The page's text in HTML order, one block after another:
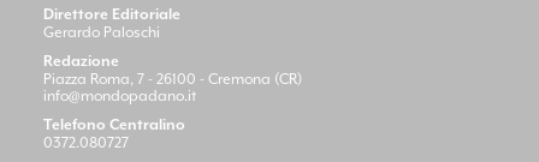
Direttore Editoriale
Gerardo Paloschi
Redazione
Piazza Roma, 7 - 26100 - Cremona (CR)
info@mondopadano.it
Telefono Centralino
0372.080727